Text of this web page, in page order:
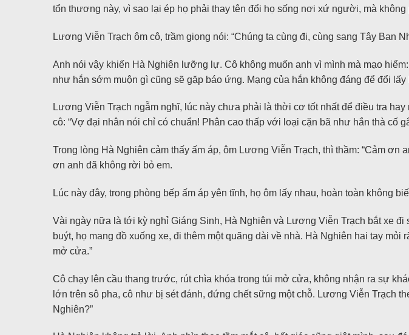
tổn thương này, vì sao lại ép họ phải thay tên đổi họ sống nơi xứ người, mà
Lương Viễn Trạch ôm cô, trầm giọng nói: “Chúng ta cùng đi, cùng sang Tây Ban
Anh nói vậy khiến Hà Nghiên lưỡng lự. Cô không muốn anh vì mình mà mạo
như hắn sớm muộn gì cũng sẽ gặp báo ứng. Mạng của hắn không đáng để đổi lấy
Lương Viễn Trạch ngẫm nghĩ, lúc này chưa phải là thời cơ tốt nhất để điều tra
cô: “Vợ đại nhân nói chỉ có chuẩn! Phân cao thấp với loại cặn bã như hắn thà cố
Trong lòng Hà Nghiên cảm thấy ấm áp, ôm Lương Viễn Trạch, thì thầm: “Cảm
ơn anh đã không rời bỏ em.
Lúc này đây, trong phòng bếp ấm áp yên tĩnh, họ ôm lấy nhau, hoàn toàn không
Vài ngày nữa là tới kỳ nghỉ Giáng Sinh, Hà Nghiên và Lương Viễn Trạch bắt xe
buýt, họ mang đồ xuống xe, đi thêm một quãng dài về nhà. Hà Nghiên hai tay
mở cửa.”
Cô chạy lên cầu thang trước, rút chìa khóa trong túi mở cửa, không nhận ra sự
lớn trên sô pha, cô như bị sét đánh, đứng chết sững một chỗ. Lương Viễn Trạch
Nghiên?”